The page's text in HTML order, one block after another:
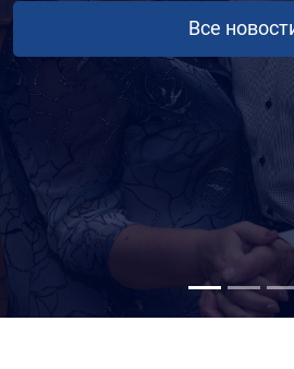
Все новости